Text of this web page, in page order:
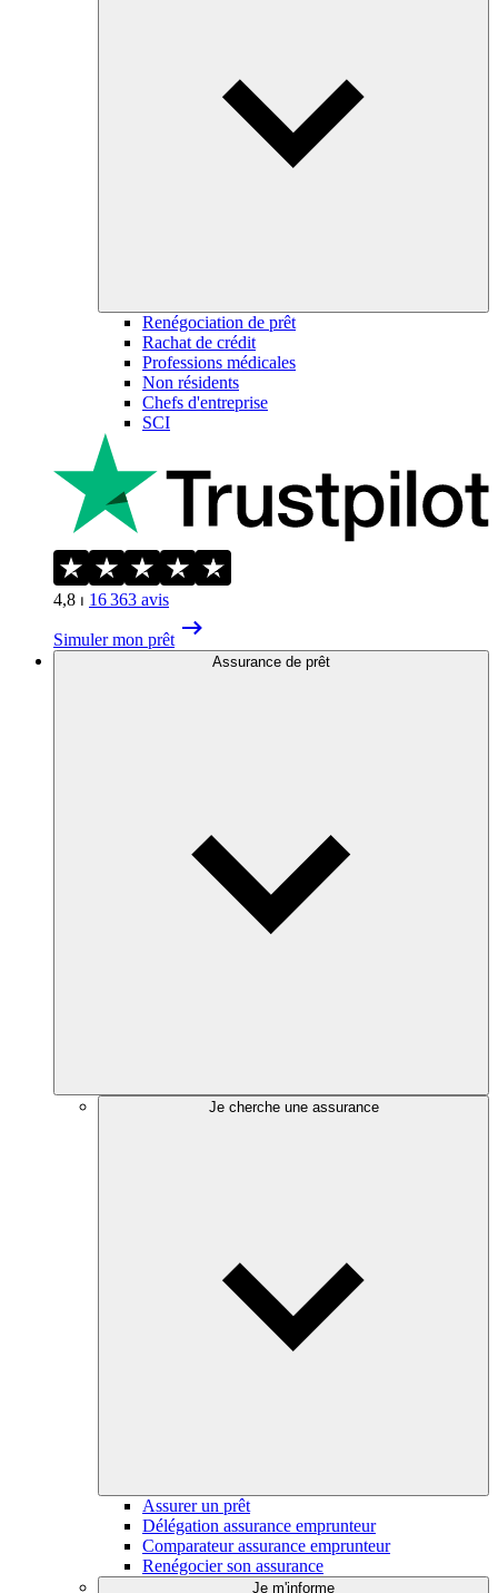
Renégociation de prêt
Rachat de crédit
Professions médicales
Non résidents
Chefs d'entreprise
SCI
4,8 ⏐ 16 363 avis
Simuler mon prêt
Assurance de prêt
Je cherche une assurance
Assurer un prêt
Délégation assurance emprunteur
Comparateur assurance emprunteur
Renégocier son assurance
Je m'informe